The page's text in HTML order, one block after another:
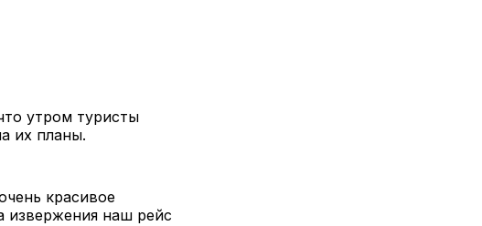
утром туристы
их планы.
красивое
извержения наш рейс